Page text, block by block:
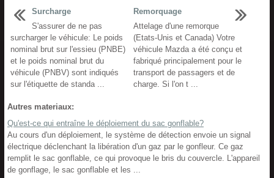
Surcharge
S'assurer de ne pas
surcharger le véhicule: Le poids
nominal brut sur l'essieu (PNBE)
et le poids nominal brut du
véhicule (PNBV) sont indiqués
sur l'étiquette de standa ...
Remorquage
Attelage d'une remorque
(Etats-Unis et Canada) Votre
véhicule Mazda a été conçu et
fabriqué principalement pour le
transport de passagers et de
charge. Si l'on t ...
Autres materiaux:
Qu'est-ce qui entraîne le déploiement du sac gonflable?
Au cours d'un déploiement, le système de détection envoie un signal
électrique déclenchant la libération d'un gaz par le gonfleur. Ce gaz
remplit le sac gonflable, ce qui provoque le bris du couvercle. L'appareil
de gonflage, le sac gonflable et les ...